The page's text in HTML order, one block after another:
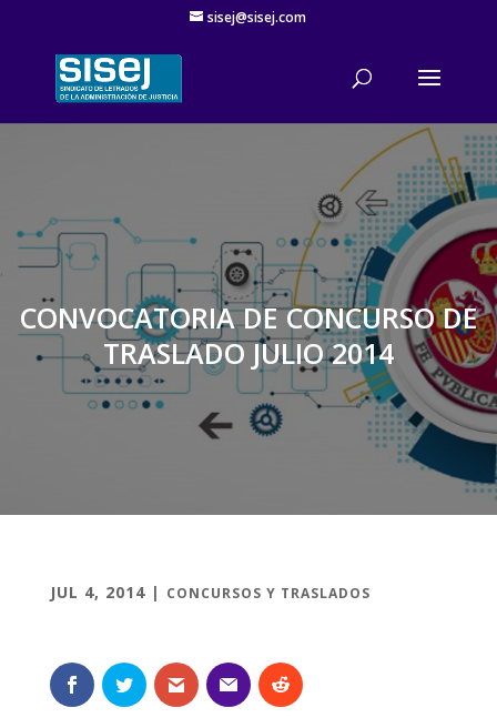
sisej@sisej.com
'
CONVOCATORIA DE CONCURSO DE
TRASLADO JULIO 2014
JUL 4, 2014| CONCURSOS Y TRASLADOS